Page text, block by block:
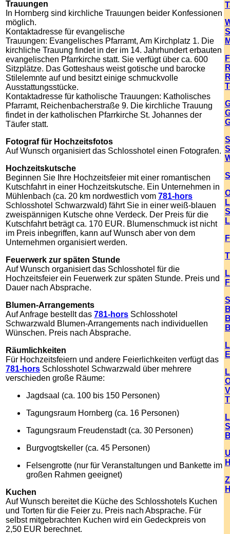
Trauungen
In Hornberg sind kirchliche Trauungen beider Konfessionen
möglich.
Kontaktadresse für evangelische
Trauungen: Evangelisches Pfarramt, Am Kirchplatz 1. Die
kirchliche Trauung findet in der im 14. Jahrhundert erbauten
evangelischen Pfarrkirche statt. Sie verfügt über ca. 600
Sitzplätze. Das Gotteshaus weist gotische und barocke
Stilelemnte auf und besitzt einige schmuckvolle
Ausstattungsstücke.
Kontaktadresse für katholische Trauungen: Katholisches
Pfarramt, Reichenbacherstraße 9. Die kirchliche Trauung
findet in der katholischen Pfarrkirche St. Johannes der
Täufer statt.
Fotograf für Hochzeitsfotos
Auf Wunsch organisiert das Schlosshotel einen Fotografen.
Hochzeitskutsche
Beginnen Sie Ihre Hochzeitsfeier mit einer romantischen
Kutschfahrt in einer Hochzeitskutsche. Ein Unternehmen in
Mühlenbach (ca. 20 km nordwestlich vom 781-hors
Schlosshotel Schwarzwald) fährt Sie in einer weiß-blauen
zweispännigen Kutsche ohne Verdeck. Der Preis für die
Kutschfahrt beträgt ca. 170 EUR. Blumenschmuck ist nicht
im Preis inbegriffen, kann auf Wunsch aber von dem
Unternehmen organisiert werden.
Feuerwerk zur späten Stunde
Auf Wunsch organisiert das Schlosshotel für die
Hochzeitsfeier ein Feuerwerk zur späten Stunde. Preis und
Dauer nach Absprache.
Blumen-Arrangements
Auf Anfrage bestellt das 781-hors Schlosshotel
Schwarzwald Blumen-Arrangements nach individuellen
Wünschen. Preis nach Absprache.
Räumlichkeiten
Für Hochzeitsfeiern und andere Feierlichkeiten verfügt das
781-hors Schlosshotel Schwarzwald über mehrere
verschieden große Räume:
Jagdsaal (ca. 100 bis 150 Personen)
Tagungsraum Hornberg (ca. 16 Personen)
Tagungsraum Freudenstadt (ca. 30 Personen)
Burgvogtskeller (ca. 45 Personen)
Felsengrotte (nur für Veranstaltungen und Bankette im
großen Rahmen geeignet)
Kuchen
Auf Wunsch bereitet die Küche des Schlosshotels Kuchen
und Torten für die Feier zu. Preis nach Absprache. Für
selbst mitgebrachten Kuchen wird ein Gedeckpreis von
2,50 EUR berechnet.